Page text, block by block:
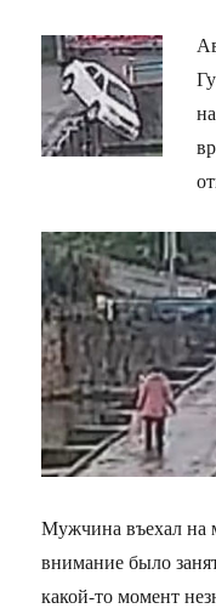
Мужчина въехал на
внимание было
какой-то момент